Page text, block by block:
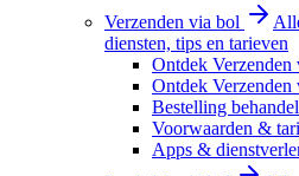
Verzenden via bol
diensten, tips en tarieven
Ontdek Verzenden
Ontdek
Bestelling
Voorwaarden &
Apps &